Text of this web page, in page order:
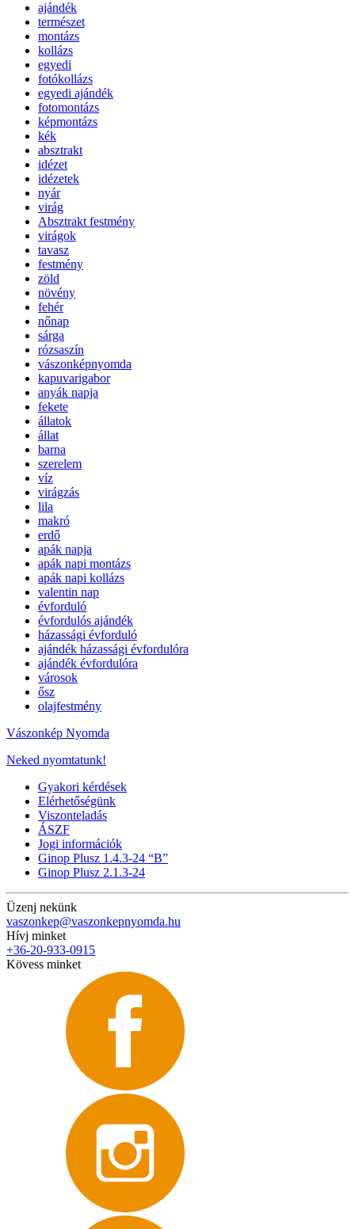
ajándék
természet
montázs
kollázs
egyedi
fotókollázs
egyedi ajándék
fotomontázs
képmontázs
kék
absztrakt
idézet
idézetek
nyár
virág
Absztrakt festmény
virágok
tavasz
festmény
zöld
növény
fehér
nőnap
sárga
rózsaszín
vászonképnyomda
kapuvarigabor
anyák napja
fekete
állatok
állat
barna
szerelem
víz
virágzás
lila
makró
erdő
apák napja
apák napi montázs
apák napi kollázs
valentin nap
évforduló
évfordulós ajándék
házassági évforduló
ajándék házassági évfordulóra
ajándék évfordulóra
városok
ősz
olajfestmény
Vászonkép Nyomda
Neked nyomtatunk!
Gyakori kérdések
Elérhetőségünk
Viszonteladás
ÁSZF
Jogi információk
Ginop Plusz 1.4.3-24 “B”
Ginop Plusz 2.1.3-24
Üzenj nekünk
vaszonkep@vaszonkepnyomda.hu
Hívj minket
+36-20-933-0915
Kövess minket